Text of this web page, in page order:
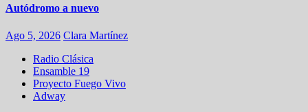
Autódromo a nuevo
Ago 5, 2026 Clara Martínez
Radio Clásica
Ensamble 19
Proyecto Fuego Vivo
Adway